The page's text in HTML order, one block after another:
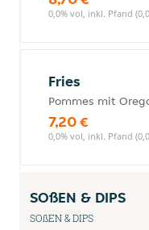
0,0% vol, inkl. Pfand
Fries
Pommes mit
7,20 €
0,0% vol, inkl. Pfand
SOßEN & DIPS
SOßEN & DIPS